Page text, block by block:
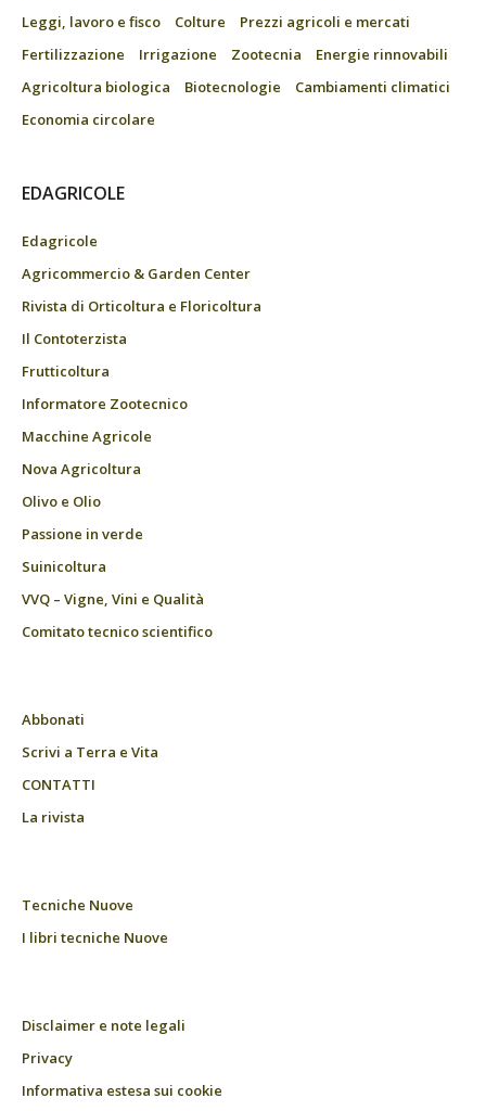
Leggi, lavoro e fisco
Colture
Prezzi agricoli e mercati
Fertilizzazione
Irrigazione Zootecnia
Energie rinnovabili
Agricoltura biologica
Biotecnologie
Cambiamenti climatici
Economia circolare
EDAGRICOLE
Edagricole
Agricommercio & Garden Center
Rivista di Orticoltura e Floricoltura
Il Contoterzista
Frutticoltura
Informatore Zootecnico
Macchine Agricole
Nova Agricoltura
Olivo e Olio
Passione in verde
Suinicoltura
VVQ – Vigne, Vini e Qualità
Comitato tecnico scientifico
Abbonati
Scrivi a Terra e Vita
CONTATTI
La rivista
Tecniche Nuove
I libri tecniche Nuove
Disclaimer e note legali
Privacy
Informativa estesa sui cookie